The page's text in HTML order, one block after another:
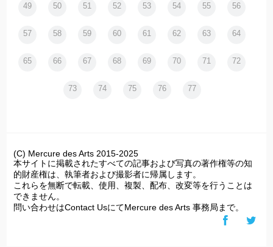
49 50 51 52 53 54 55 56
57 58 59 60 61 62 63 64
65 66 67 68 69 70 71 72
73 74 75 76 77
(C) Mercure des Arts 2015-2025
本サイトに掲載されたすべての記事および写真の著作権等の知
的財産権は、執筆者および撮影者に帰属します。
これらを無断で転載、使用、複製、配布、改変等を行うことは
できません。
問い合わせはContact UsにてMercure des Arts 事務局まで。